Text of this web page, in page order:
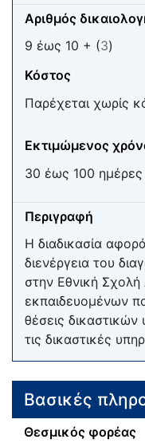
Αριθμός
9 έως 10 + (3)
Κόστος
Παρέχεται χωρίς
Εκτιμώμενος
30 έως 100 ημέρες
Περιγραφή
Η διαδικασία
διενέργεια του
στην Εθνική Σχολή
εκπαιδευομένων
θέσεις
τις δικαστικές
Βασικές
Θεσμικός φορέας